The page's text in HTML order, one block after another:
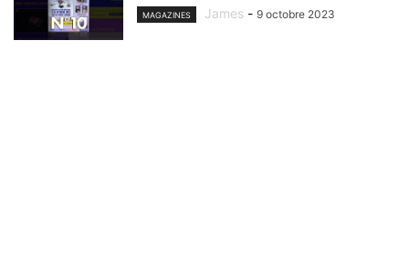
MAGAZINES James - 9 octobre 2023